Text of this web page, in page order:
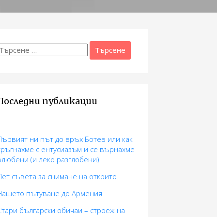
публикации
ни път до връх Ботев или как
с ентусиазъм и се върнахме
(и леко разглобени)
съвета за снимане на открито
пътуване до Армения
български обичаи – строеж на